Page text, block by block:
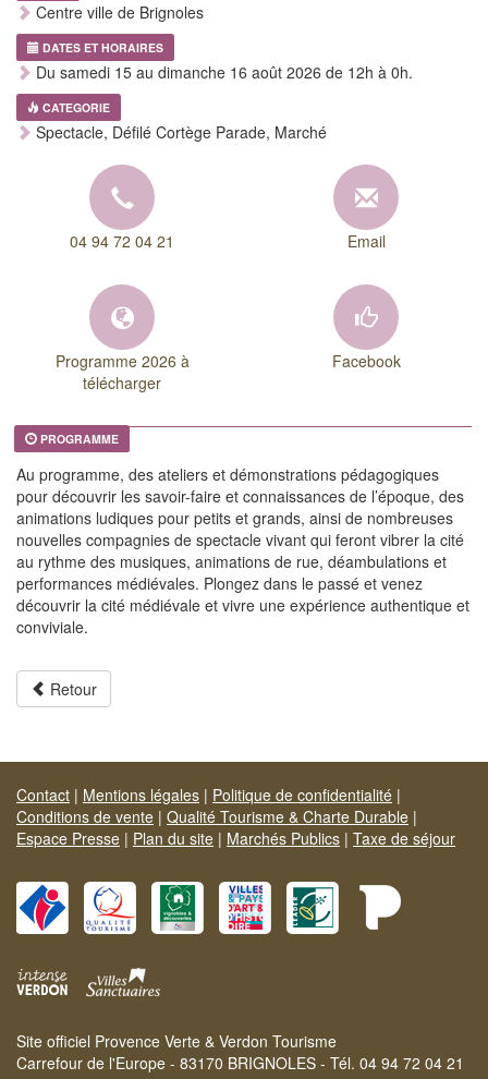
Centre ville de Brignoles
DATES ET HORAIRES
Du samedi 15 au dimanche 16 août 2026 de 12h à 0h.
CATEGORIE
Spectacle, Défilé Cortège Parade, Marché
04 94 72 04 21 Email
Programme 2026 à
télécharger
Facebook
PROGRAMME
Au programme, des ateliers et démonstrations pédagogiques
pour découvrir les savoir-faire et connaissances de l’époque, des
animations ludiques pour petits et grands, ainsi de nombreuses
nouvelles compagnies de spectacle vivant qui feront vibrer la cité
au rythme des musiques, animations de rue, déambulations et
performances médiévales. Plongez dans le passé et venez
découvrir la cité médiévale et vivre une expérience authentique et
conviviale.
Retour
Contact | Mentions légales | Politique de confidentialité |
Conditions de vente | Qualité Tourisme & Charte Durable |
Espace Presse | Plan du site | Marchés Publics | Taxe de séjour
Site officiel Provence Verte & Verdon Tourisme
Carrefour de l'Europe - 83170 BRIGNOLES - Tél. 04 94 72 04 21